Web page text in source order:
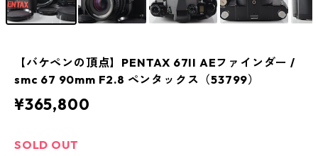
【バケペンの頂点】PENTAX 67II AEファインダー /
smc 67 90mm F2.8 ペンタックス（53799）
¥365,800
SOLD OUT